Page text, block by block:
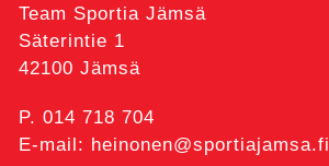
Team Sportia Jämsä
Säterintie 1
42100 Jämsä
P. 014 718 704
E-mail: heinonen@sportiajamsa.fi